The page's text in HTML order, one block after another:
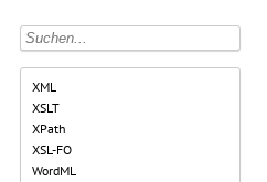
XML
XSLT
XPath
XSL-FO
WordML